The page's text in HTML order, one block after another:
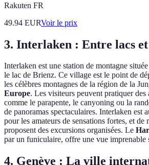
Rakuten FR
49.94 EURVoir le prix
3. Interlaken : Entre lacs
Interlaken est une station de montagne
le lac de Brienz. Ce village est le point de
les célèbres montagnes de la région de la
Europe. Les visiteurs peuvent pratiquer des
comme le parapente, le canyoning ou la
de panoramas spectaculaires. Interlaken est
pour les amateurs de sensations fortes, et de
proposent des excursions organisées. Le
par un funiculaire, offre une vue imprenable
4. Genève : La ville